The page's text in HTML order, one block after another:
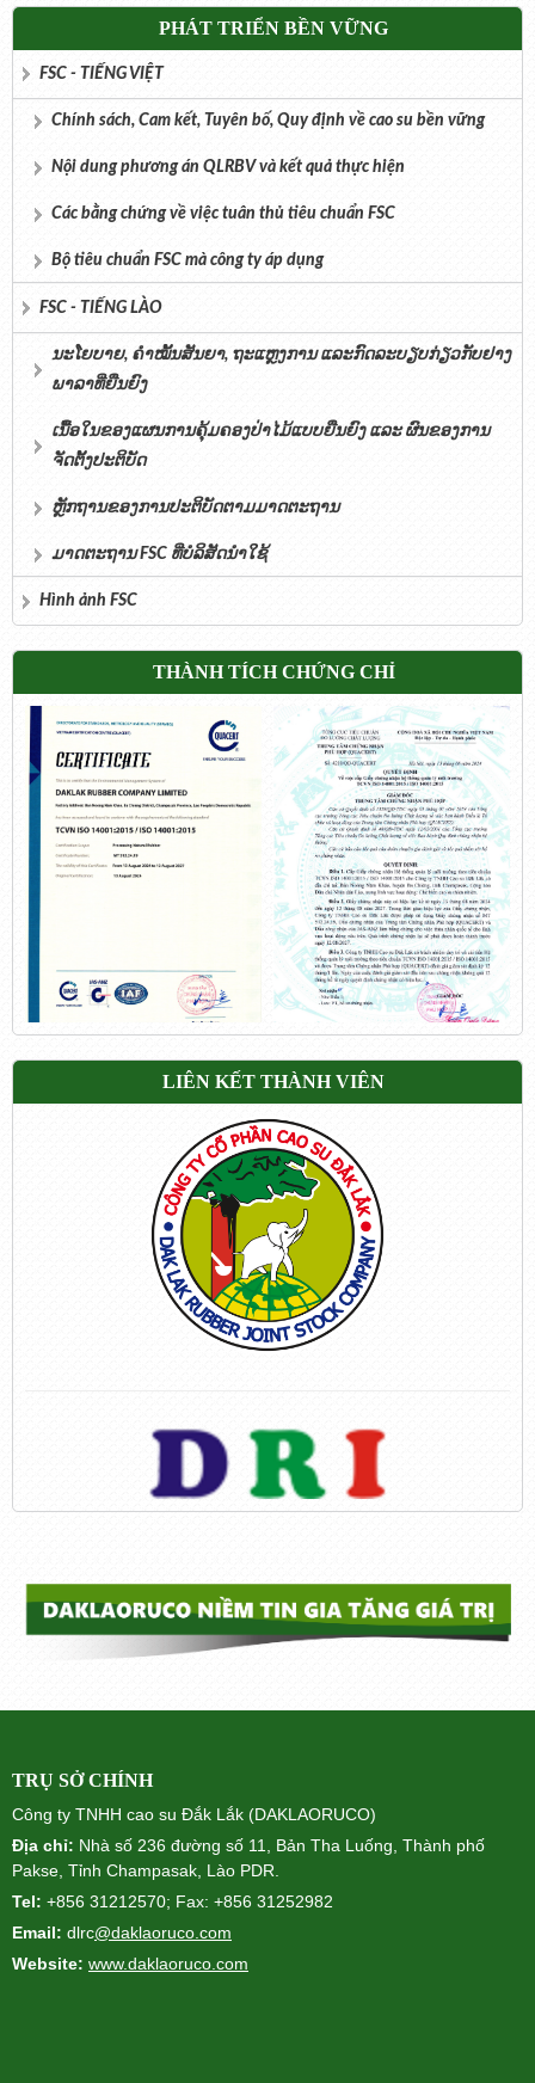
PHÁT TRIỂN BỀN VỮNG
FSC - TIẾNG VIỆT
Chính sách, Cam kết, Tuyên bố, Quy định về cao su bền vững
Nội dung phương án QLRBV và kết quả thực hiện
Các bằng chứng về việc tuân thủ tiêu chuẩn FSC
Bộ tiêu chuẩn FSC mà công ty áp dụng
FSC - TIẾNG LÀO
ນະໂຍບາຍ, ຄໍາໝັ້ນສັນຍາ, ຖະແຫຼງການ ແລະກົດລະບຽບກ່ຽວກັບຢາງ
ພາລາທີ່ຍືນຍົງ
ເນື້ອໃນຂອງແຜນການຄຸ້ມຄອງປ່າໄມ້ແບບຍືນຍົງ ແລະ ຜົນຂອງການ
ຈັດຕັ້ງປະຕິບັດ
ຫຼັກຖານຂອງການປະຕິບັດຕາມມາດຕະຖານ
ມາດຕະຖານ FSC ທີ່ບໍລິສັດນຳໃຊ້
Hình ảnh FSC
THÀNH TÍCH CHỨNG CHỈ
LIÊN KẾT THÀNH VIÊN
TRỤ SỞ CHÍNH
Công ty TNHH cao su Đắk Lắk (DAKLAORUCO)
Địa chỉ: Nhà số 236 đường số 11, Bản Tha Luống, Thành phố
Pakse, Tỉnh Champasak, Lào PDR.
Tel: +856 31212570; Fax: +856 31252982
Email: dlrc@daklaoruco.com
Website: www.daklaoruco.com